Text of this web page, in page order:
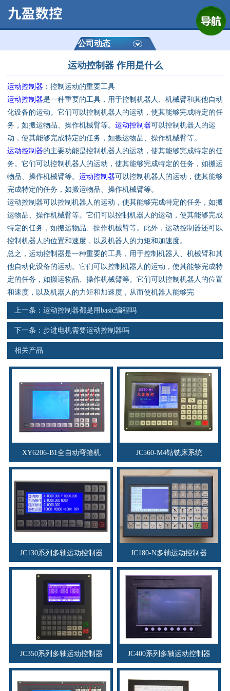
公司简介
产品展示
运动控制器
通用数控系统
定制数控系统
技术资讯
公司动态
资料下载
行业新闻
资质荣誉
产品应用
联系电话
s
公司动态
运动控制器 作用是什么
运动控制器 ：控制运动的重要工具
运动控制器是一种重要的工具，用于控制机器人、机械臂和其他自动
化设备的运动。它们可以控制机器人的运动，使其能够完成特定的任
务，如搬运物品、操作机械臂等。 运动控制器可以控制机器人的运
动，使其能够完成特定的任务，如搬运物品、操作机械臂等。
运动控制器的主要功能是控制机器人的运动，使其能够完成特定的任
务。它们可以控制机器人的运动，使其能够完成特定的任务，如搬运
物品、操作机械臂等。 运动控制器可以控制机器人的运动，使其能够
完成特定的任务，如搬运物品、操作机械臂等。
运动控制器可以控制机器人的运动，使其能够完成特定的任务，如搬
运物品、操作机械臂等。它们可以控制机器人的运动，使其能够完成
特定的任务，如搬运物品、操作机械臂等。此外，运动控制器还可以
控制机器人的位置和速度，以及机器人的力矩和加速度。
总之，运动控制器是一种重要的工具，用于控制机器人、机械臂和其
他自动化设备的运动。它们可以控制机器人的运动，使其能够完成特
定的任务，如搬运物品、操作机械臂等。它们可以控制机器人的位置
和速度，以及机器人的力矩和加速度，从而使机器人能够完
上一条： 运动控制器都是用basic编程吗
下一条： 步进电机需要运动控制器吗
相关产品
XY6206-B1全自动弯箍机 JC560-M4钻铣床系统
JC130系列多轴运动控制器 JC180-N多轴运动控制器
JC350系列多轴运动控制器 JC400系列多轴运动控制器